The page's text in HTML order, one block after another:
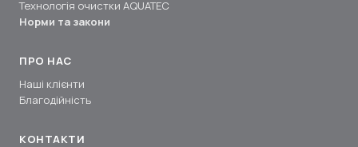
Технологія очистки AQUATEC
Норми та закони
ПРО НАС
Наші клієнти
Благодійність
КОНТАКТИ